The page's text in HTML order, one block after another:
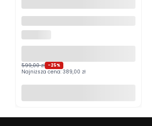
Logitech MX Master 4
Grafitowy PROMOCJA
599,00 zł -25%
Najniższa cena: 389,00 zł